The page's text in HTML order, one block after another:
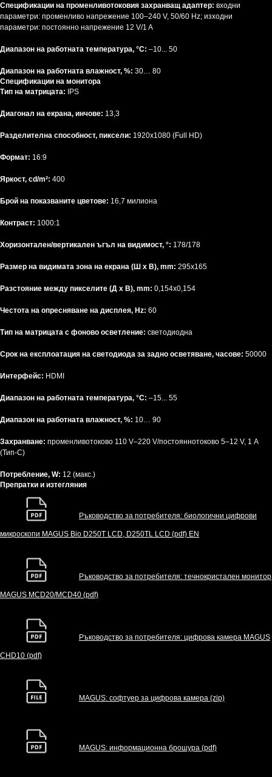
Спецификации на променливотоковия захранващ адаптер: входни
параметри: променливо напрежение 100–240 V, 50/60 Hz; изходни
параметри: постоянно напрежение 12 V/1 A
Диапазон на работната температура, °C: –10... 50
Диапазон на работната влажност, %: 30… 80
Спецификации на монитора
Тип на матрицата: IPS
Диагонал на екрана, инчове: 13,3
Разделителна способност, пиксели: 1920x1080 (Full HD)
Формат: 16:9
Яркост, cd/m²: 400
Брой на показваните цветове: 16,7 милиона
Контраст: 1000:1
Хоризонтален/вертикален ъгъл на видимост, °: 178/178
Размер на видимата зона на екрана (Ш x В), mm: 295x165
Разстояние между пикселите (Д x В), mm: 0,154x0,154
Честота на опресняване на дисплея, Hz: 60
Тип на матрицата с фоново осветление: светодиодна
Срок на експлоатация на светодиода за задно осветяване, часове: 50000
Интерфейс: HDMI
Диапазон на работната температура, °C: –15... 55
Диапазон на работната влажност, %: 10… 90
Захранване: променливотоково 110 V–220 V/постояннотоково 5–12 V, 1 A
(Тип-C)
Потребление, W: 12 (макс.)
Препратки и изтегляния
Ръководство за потребителя: биологични цифрови
микроскопи MAGUS Bio D250T LCD, D250TL LCD (pdf) EN
Ръководство за потребителя: течнокристален монитор
MAGUS MCD20/MCD40 (pdf)
Ръководство за потребителя: цифрова камера MAGUS
CHD10 (pdf)
MAGUS: софтуер за цифрова камера (zip)
MAGUS: информационна брошура (pdf)